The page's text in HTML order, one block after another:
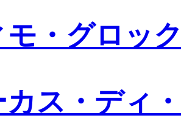
モ・グロッ
カス・ディ